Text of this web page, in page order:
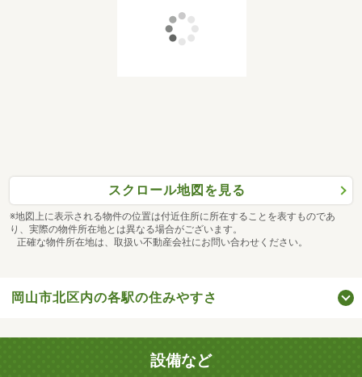
スクロール地図を見る
※地図上に表示される物件の位置は付近住所に所在することを表すものであ
り、実際の物件所在地とは異なる場合がございます。
正確な物件所在地は、取扱い不動産会社にお問い合わせください。
岡山市北区内の各駅の住みやすさ
設備など